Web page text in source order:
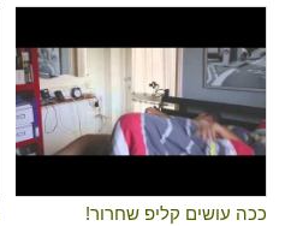
ככה עושים קליפ שחרור!